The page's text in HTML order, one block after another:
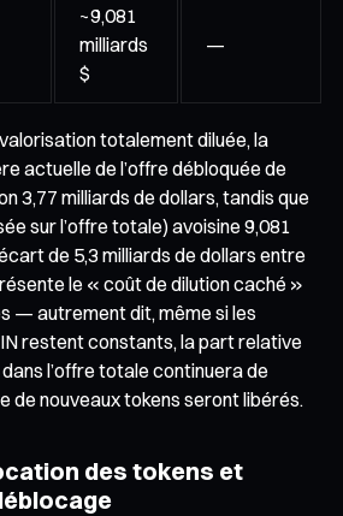
~9,081
milliards
$
—
totalement diluée, la
actuelle de l’offre débloquée de
3,77 milliards de dollars, tandis que
sur l’offre totale) avoisine 9,081
de 5,3 milliards de dollars entre
le « coût de dilution caché »
— autrement dit, même si les
restent constants, la part relative
l’offre totale continuera de
de nouveaux tokens seront libérés.
des tokens et